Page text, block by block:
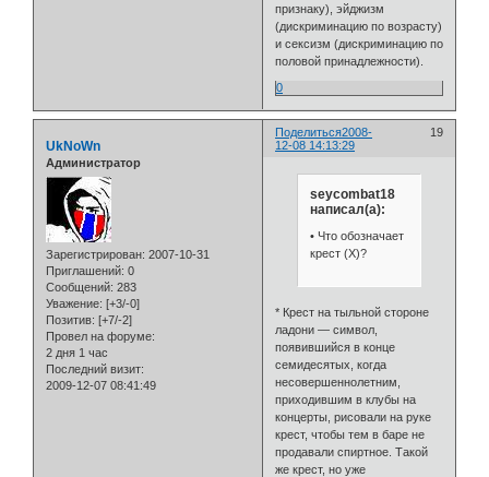
признаку), эйджизм
(дискриминацию по возрасту)
и сексизм (дискриминацию по
половой принадлежности).
0
Поделиться 19
2008-
12-08 14:13:29
UkNoWn
Администратор
Зарегистрирован: 2007-10-31
Приглашений: 0
Сообщений: 283
Уважение: [+3/-0]
Позитив: [+7/-2]
Провел на форуме:
2 дня 1 час
Последний визит:
2009-12-07 08:41:49
seycombat18
написал(а):
• Что обозначает
крест (Х)?
* Крест на тыльной стороне
ладони — символ,
появившийся в конце
семидесятых, когда
несовершеннолетним,
приходившим в клубы на
концерты, рисовали на руке
крест, чтобы тем в баре не
продавали спиртное. Такой
же крест, но уже